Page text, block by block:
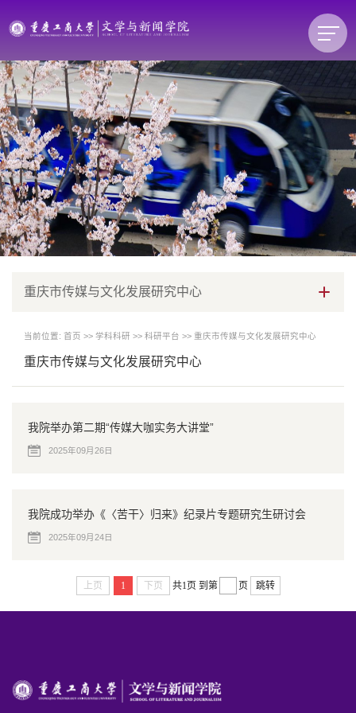
重庆市传媒与文化发展研究中心
当前位置: 首页 >> 学科科研 >> 科研平台 >> 重庆市传媒与文化发展研究中心
重庆市传媒与文化发展研究中心
我院举办第二期“传媒大咖实务大讲堂”
2025年09月26日
我院成功举办《〈苦干〉归来》纪录片专题研究生研讨会
2025年09月24日
上页 1 下页 共1页 到第 页 跳转